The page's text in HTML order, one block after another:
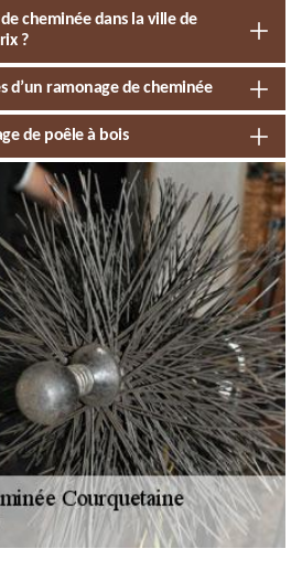
cheminée dans la ville de
?
d’un ramonage de cheminée
de poêle à bois